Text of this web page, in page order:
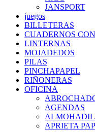
JANSPORT
juegos
BILLETERAS
CUADERNOS
LINTERNAS
MOJADEDOS
PILAS
PINCHAPAPEL
RIÑONERAS
OFICINA
AGENDAS
APRIETA